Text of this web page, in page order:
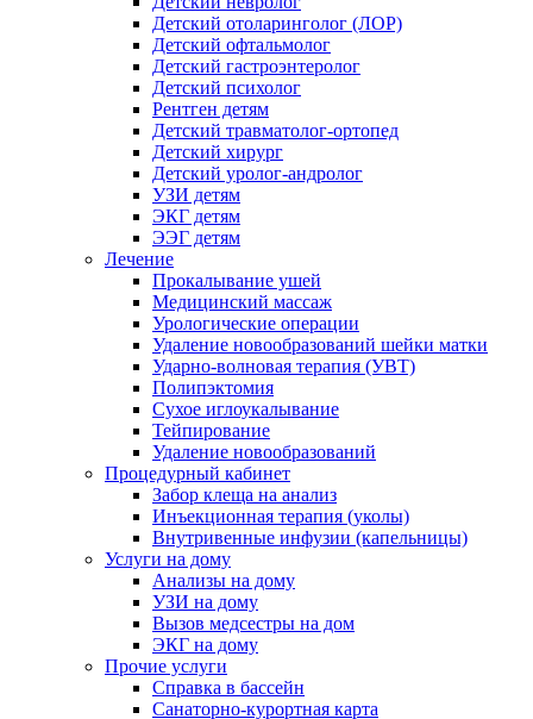
Детский отоларинголог (ЛОР)
Детский офтальмолог
Детский гастроэнтеролог
Детский психолог
Рентген детям
Детский травматолог-ортопед
Детский хирург
Детский уролог-андролог
УЗИ детям
ЭКГ детям
ЭЭГ детям
Лечение
Прокалывание ушей
Медицинский массаж
Урологические операции
Удаление новообразований шейки матки
Ударно-волновая терапия (УВТ)
Полипэктомия
Сухое иглоукалывание
Тейпирование
Удаление новообразований
Процедурный кабинет
Забор клеща на анализ
Инъекционная терапия (уколы)
Внутривенные инфузии (капельницы)
Услуги на дому
Анализы на дому
УЗИ на дому
Вызов медсестры на дом
ЭКГ на дому
Прочие услуги
Справка в бассейн
Санаторно-курортная карта